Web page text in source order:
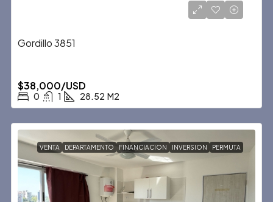
Gordillo 3851
$38,000/USD
0 1 28.52 M2
VENTA DEPARTAMENTO FINANCIACION INVERSION PERMUTA